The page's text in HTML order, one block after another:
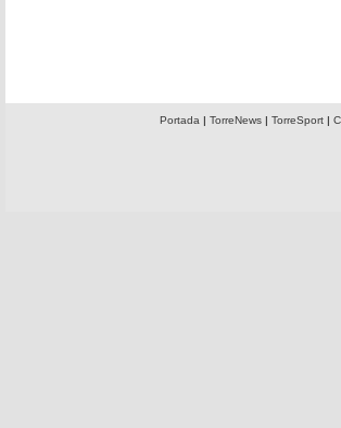
Portada | TorreNews| TorreSport|